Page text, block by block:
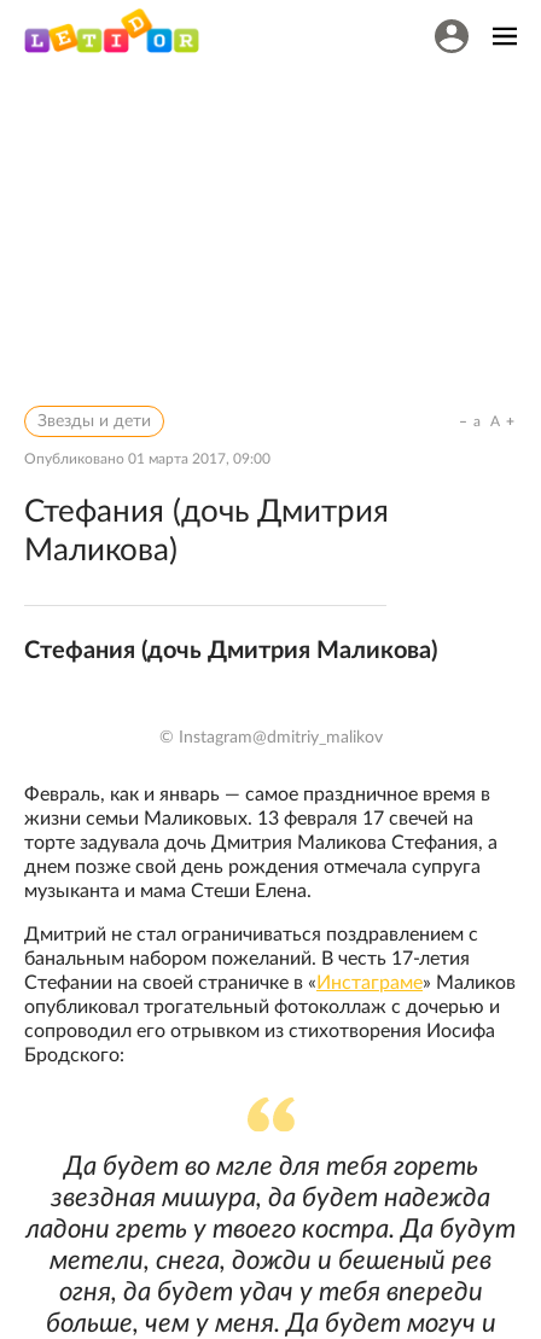
Звезды и дети
Опубликовано 01 марта 2017, 09:00
a A
Стефания (дочь Дмитрия
Маликова)
Стефания (дочь Дмитрия Маликова)
© Instagram@dmitriy_malikov
Февраль, как и январь — самое праздничное время в
жизни семьи Маликовых. 13 февраля 17 свечей на
торте задувала дочь Дмитрия Маликова Стефания, а
днем позже свой день рождения отмечала супруга
музыканта и мама Стеши Елена.
Дмитрий не стал ограничиваться поздравлением с
банальным набором пожеланий. В честь 17-летия
Стефании на своей страничке в « Инстаграме» Маликов
опубликовал трогательный фотоколлаж с дочерью и
сопроводил его отрывком из стихотворения Иосифа
Бродского:
Да будет во мгле для тебя гореть
звездная мишура, да будет надежда
ладони греть у твоего костра. Да будут
метели, снега, дожди и бешеный рев
огня, да будет удач у тебя впереди
больше, чем у меня. Да будет могуч и